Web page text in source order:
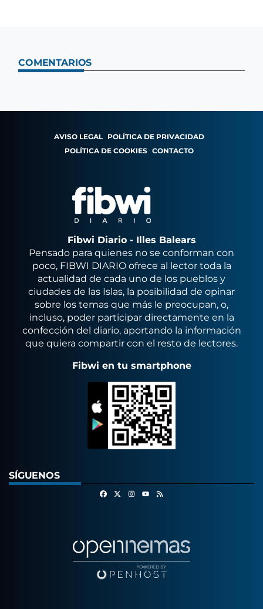
COMENTARIOS
AVISO LEGAL POLÍTICA DE PRIVACIDAD
POLÍTICA DE COOKIES CONTACTO
Fibwi Diario - Illes Balears
Pensado para quienes no se conforman con
poco, FIBWI DIARIO ofrece al lector toda la
actualidad de cada uno de los pueblos y
ciudades de las Islas, la posibilidad de opinar
sobre los temas que más le preocupan, o,
incluso, poder participar directamente en la
confección del diario, aportando la información
que quiera compartir con el resto de lectores.
Fibwi en tu smartphone
SÍGUENOS
FacebookInstagram